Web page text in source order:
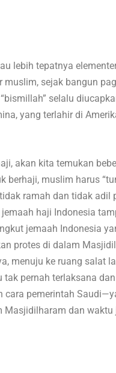
lebih tepatnya
muslim, sejak bangun
selalu
yang terlahir di
akan kita temukan
muslim harus
ramah dan tidak adil
haji Indonesia
jemaah Indonesia
protes di dalam
menuju ke ruang salat
pernah terlaksana
pemerintah
dan waktu